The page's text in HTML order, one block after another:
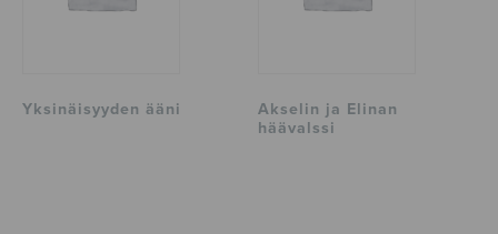
Yksinäisyyden ääni
Akselin ja Elinan
häävalssi